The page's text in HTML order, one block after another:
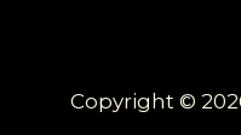
Copyright ©